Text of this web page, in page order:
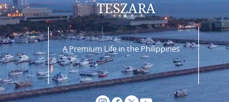
TESZARA
A Premium Life in the Philippines